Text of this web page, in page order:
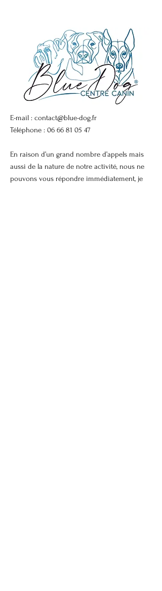
E-mail : contact@blue-dog.fr
Téléphone : 06 66 81 05 47
En raison d’un grand nombre d’appels mais
aussi de la nature de notre activité, nous ne
pouvons vous répondre immédiatement, je